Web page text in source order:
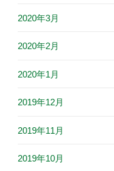
2020年3月
2020年2月
2020年1月
2019年12月
2019年11月
2019年10月